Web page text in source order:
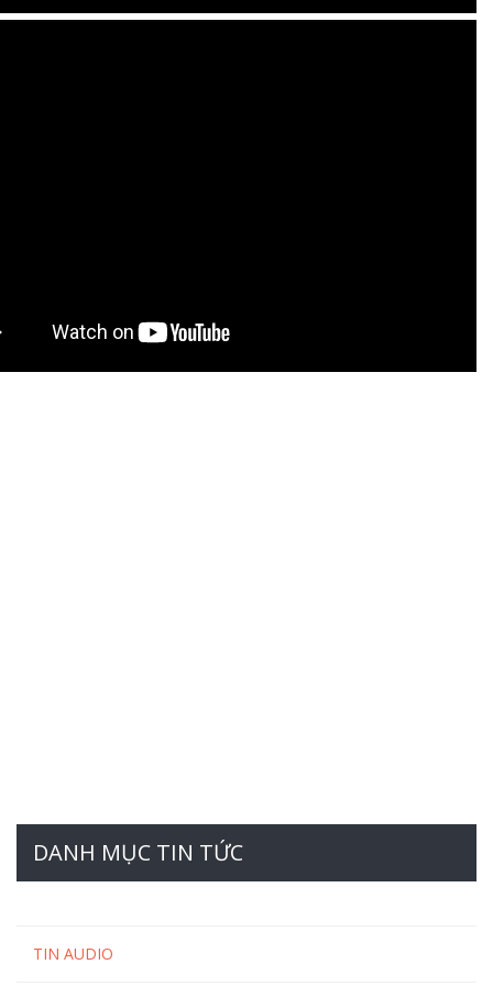
DANH MỤC TIN TỨC
TIN AUDIO